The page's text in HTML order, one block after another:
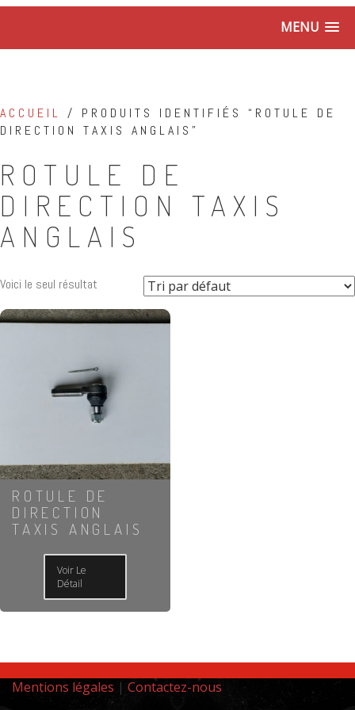
MENU
ACCUEIL / PRODUITS IDENTIFIÉS “ROTULE DE
DIRECTION TAXIS ANGLAIS”
ROTULE DE
DIRECTION TAXIS
ANGLAIS
Voici le seul résultat
ROTULE DE
DIRECTION
TAXIS ANGLAIS
Voir Le
Détail
Mentions légales | Contactez-nous